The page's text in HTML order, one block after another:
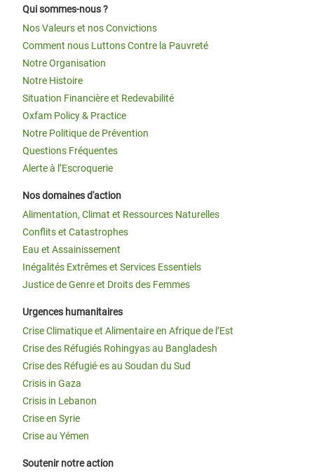
Qui sommes-nous ?
Nos Valeurs et nos Convictions
Comment nous Luttons Contre la Pauvreté
Notre Organisation
Notre Histoire
Situation Financière et Redevabilité
Oxfam Policy & Practice
Notre Politique de Prévention
Questions Fréquentes
Alerte à l’Escroquerie
Nos domaines d'action
Alimentation, Climat et Ressources Naturelles
Conflits et Catastrophes
Eau et Assainissement
Inégalités Extrêmes et Services Essentiels
Justice de Genre et Droits des Femmes
Urgences humanitaires
Crise Climatique et Alimentaire en Afrique de l’Est
Crise des Réfugiés Rohingyas au Bangladesh
Crise des Réfugié·es au Soudan du Sud
Crisis in Gaza
Crisis in Lebanon
Crise en Syrie
Crise au Yémen
Soutenir notre action